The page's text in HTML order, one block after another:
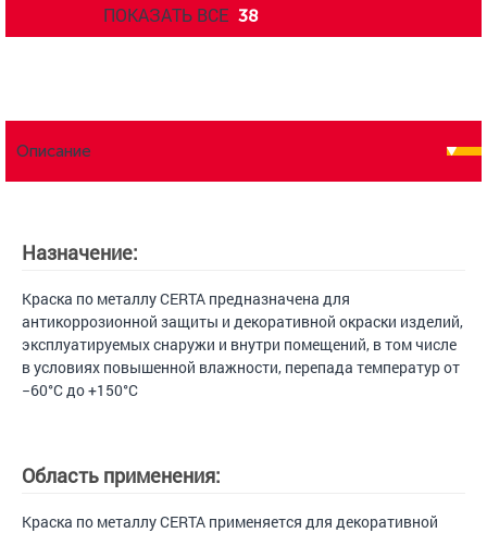
ПОКАЗАТЬ ВСЕ 38
Описание
Назначение:
Краска по металлу CERTA предназначена для
антикоррозионной защиты и декоративной окраски изделий,
эксплуатируемых снаружи и внутри помещений, в том числе
в условиях повышенной влажности, перепада температур от
−60°С до +150°С
Область применения:
Краска по металлу CERTA применяется для декоративной